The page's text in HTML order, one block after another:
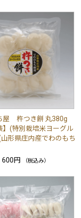
屋 杵つき餅 丸380g
】(特別栽培米ヨーグル
山形県庄内産でわのもち
600円
（税込み）